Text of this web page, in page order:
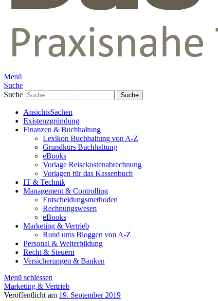
Menü
Suche
Suche
AnsichtsSachen
Existenzgründung
Finanzen & Buchhaltung
Lexikon Buchhaltung von A-Z
Grundkurs Buchhaltung
eBooks
Vorlage Reisekostenabrechnung
Vorlagen für das Kassenbuch
IT & Technik
Management & Controlling
Entscheidungsmethoden
Rechnungswesen
eBooks
Marketing & Vertrieb
Rund ums Bloggen von A-Z
Personal & Weiterbildung
Recht & Steuern
Versicherungen & Banken
Menü schiessen
Marketing & Vertrieb
Veröffentlicht am 19. September 2019